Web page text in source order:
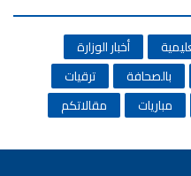
أخبار الوزارة
بالصحافة
ترقيات
مباريات مقالاتكم